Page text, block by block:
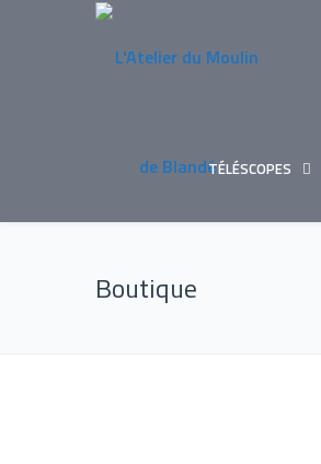
TÉLÉSCOPES
Boutique